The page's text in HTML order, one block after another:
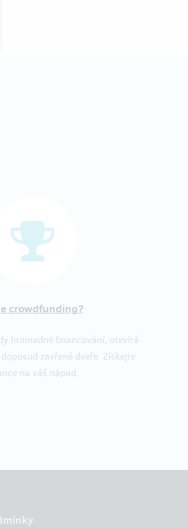
crowdfunding?
hromadné financování, otevírá
zavřené dveře. Získejte
na váš nápad.